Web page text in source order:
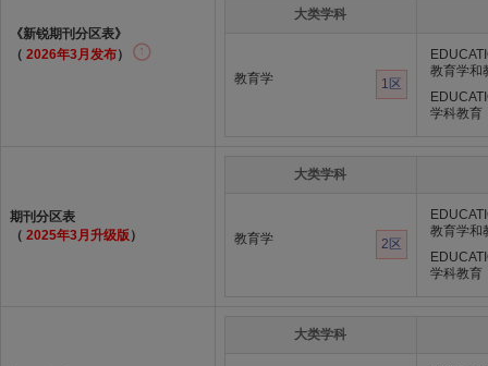
《新锐期刊分区表》
（ 2026年3月发布）
大类学科
教育学 1区
教育学和
学科教育
期刊分区表
（ 2025年3月升级版 ）
大类学科
教育学 2区
教育学和
学科教育
大类学科